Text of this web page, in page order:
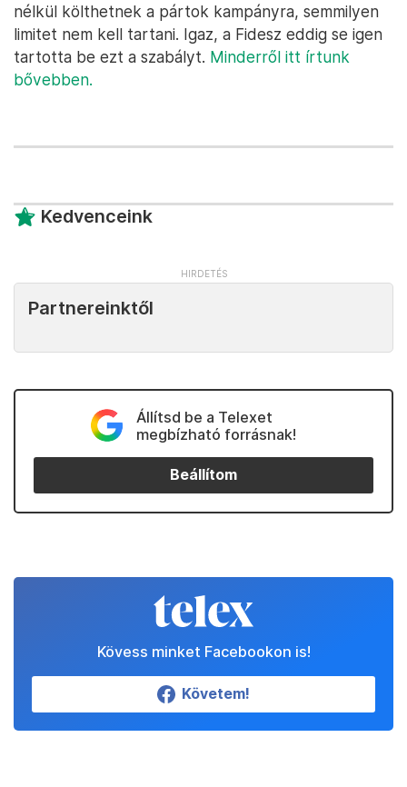
nélkül költhetnek a pártok kampányra, semmilyen
limitet nem kell tartani. Igaz, a Fidesz eddig se igen
tartotta be ezt a szabályt. Minderről itt írtunk
bővebben.
Kedvenceink
Partnereinktől
Állítsd be a Telexet
megbízható forrásnak!
Beállítom
Kövess minket Facebookon is!
Követem!